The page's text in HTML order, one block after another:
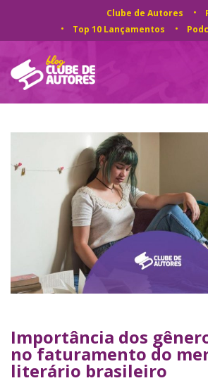
Clube de Autores
Top 10 Lançamentos
Importância dos
no faturamento do
literário brasileiro